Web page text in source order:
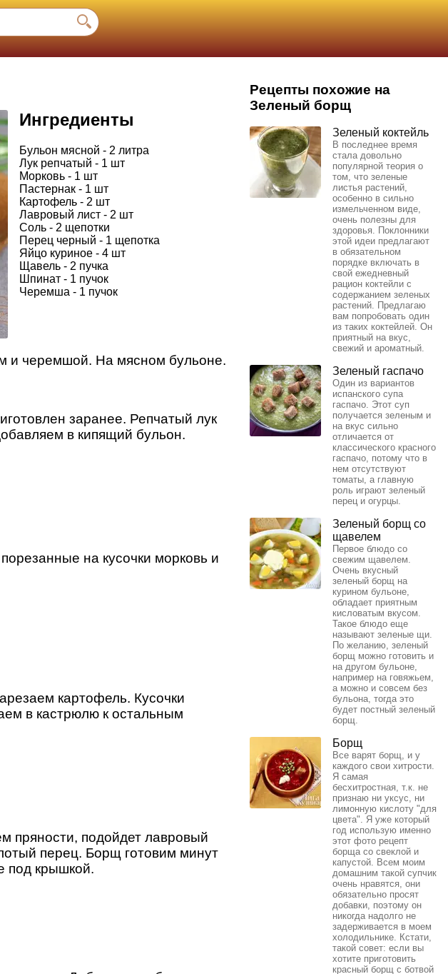
Ингредиенты
Бульон мясной - 2 литра
Лук репчатый - 1 шт
Морковь - 1 шт
Пастернак - 1 шт
Картофель - 2 шт
Лавровый лист - 2 шт
Соль - 2 щепотки
Перец черный - 1 щепотка
Яйцо куриное - 4 шт
Щавель - 2 пучка
Шпинат - 1 пучок
Черемша - 1 пучок
и черемшой. На мясном бульоне.
заранее. Репчатый лук
в кипящий бульон.
на кусочки морковь и
картофель. Кусочки
в кастрюлю к остальным
пряности, подойдет лавровый
перец. Борщ готовим минут
под крышкой.
Рецепты похожие на
Зеленый борщ
Зеленый коктейль
В последнее время
стала довольно
популярной теория о
том, что зеленые
листья растений,
особенно в сильно
измельченном виде,
очень полезны для
здоровья. Поклонники
этой идеи предлагают
в обязательном
порядке включать в
свой ежедневный
рацион коктейли с
содержанием зеленых
растений. Предлагаю
вам попробовать один
из таких коктейлей. Он
приятный на вкус,
свежий и ароматный.
Зеленый гаспачо
Один из вариантов
испанского супа
гаспачо. Этот суп
получается зеленым и
на вкус сильно
отличается от
классического красного
гаспачо, потому что в
нем отсутствуют
томаты, а главную
роль играют зеленый
перец и огурцы.
Зеленый борщ со
щавелем
Первое блюдо со
свежим щавелем.
Очень вкусный
зеленый борщ на
курином бульоне,
обладает приятным
кисловатым вкусом.
Такое блюдо еще
называют зеленые щи.
По желанию, зеленый
борщ можно готовить и
на другом бульоне,
например на говяжьем,
а можно и совсем без
бульона, тогда это
будет постный зеленый
борщ.
Борщ
Все варят борщ, и у
каждого свои хитрости.
Я самая
бесхитростная, т.к. не
признаю ни уксус, ни
лимонную кислоту "для
цвета". Я уже который
год использую именно
этот фото рецепт
борща со свеклой и
капустой. Всем моим
домашним такой супчик
очень нравятся, они
обязательно просят
добавки, поэтому он
никогда надолго не
задерживается в моем
холодильнике. Кстати,
такой совет: если вы
хотите приготовить
красный борщ с ботвой